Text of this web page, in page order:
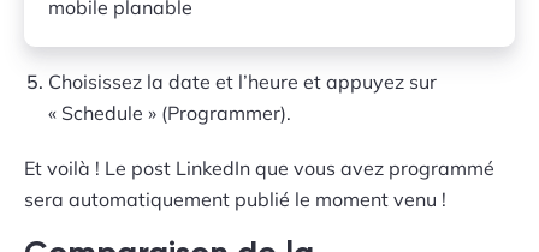
Choisissez la date et l’heure et appuyez sur
« Schedule » (Programmer).
Et voilà ! Le post LinkedIn que vous avez programmé
sera automatiquement publié le moment venu !